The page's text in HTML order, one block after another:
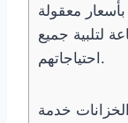
معقولة
لتلبية جميع
احتياجاتهم.
خدمة